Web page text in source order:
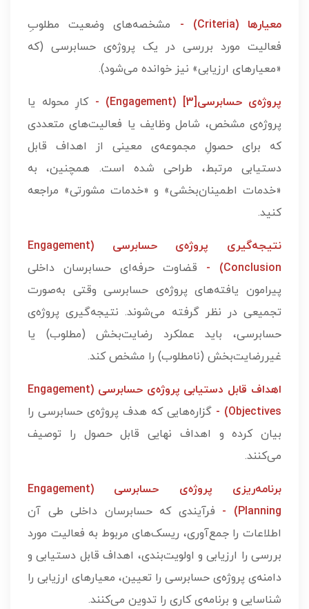
معیار‌ها (Criteria) -
مشخصه‌­های وضعیت مطلوبِ
فعالیت مورد بررسی در یک پروژه‌ی حسابرسی (که
«معیارهای ارزیابی» نیز خوانده می‌شود).
پروژه‌ی حسابرسی[3] (Engagement) -
کارِ محوله‌ یا
پروژه‌‌ی مشخص، شامل وظایف یا فعالیت‌های متعددی
که برای حصولِ مجموعه‌ی معینی از اهداف قابل
دستیابی مرتبط، طراحی شده است. همچنین، به
«خدمات اطمینان‌بخشی» و «خدمات مشورتی» مراجعه
کنید.
نتیجه‌گیری پروژه‌ی حسابرسی (Engagement
Conclusion) -
قضاوت حرفه‌ای حسابرسان داخلی
پیرامون یافته‌های پروژه‌ی حسابرسی وقتی به‌صورت
تجمیعی در نظر گرفته می‌شوند. نتیجه‌گیری پروژه‌ی
حسابرسی، باید عملکرد رضایت‌بخش (مطلوب) یا
غیررضایت‌بخش (نامطلوب) را مشخص کند.
اهداف قابل دستیابی پروژه‌ی حسابرسی (Engagement
Objectives) -
گزاره‌هایی که هدف پروژه‌ی حسابرسی را
بیان کرده و اهداف نهایی قابل حصول را توصیف
می‌کنند.
برنامه‌ریزی پروژه‌ی حسابرسی (Engagement
Planning) -
فرآیندی که حسابرسان داخلی طی آن
اطلاعات را جمع‌آوری، ریسک‌های مربوط به فعالیت مورد
بررسی را ارزیابی و اولویت‌بندی، اهداف قابل دستیابی و
دامنه‌ی پروژه‌ی حسابرسی را تعیین، معیارهای ارزیابی را
شناسایی و برنامه‌ی کاری را تدوین می‌کنند.